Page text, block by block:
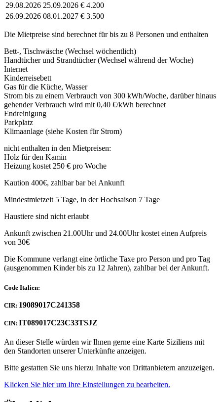
29.08.2026 25.09.2026 € 4.200
26.09.2026 08.01.2027 € 3.500
Die Mietpreise sind berechnet für bis zu 8 Personen und enthalten
Bett-, Tischwäsche (Wechsel wöchentlich)
Handtücher und Strandtücher (Wechsel während der Woche)
Internet
Kinderreisebett
Gas für die Küche, Wasser
Strom bis zu einem Verbrauch von 300 kWh/Woche, darüber hinaus
gehender Verbrauch wird mit 0,40 €/kWh berechnet
Endreinigung
Parkplatz
Klimaanlage (siehe Kosten für Strom)
nicht enthalten in den Mietpreisen:
Holz für den Kamin
Heizung kostet 250 € pro Woche
Kaution 400€, zahlbar bar bei Ankunft
Mindestmietzeit 5 Tage, in der Hochsaison 7 Tage
Haustiere sind nicht erlaubt
Ankunft zwischen 21.00Uhr und 24.00Uhr kostet einen Aufpreis
von 30€
Die Kommune verlangt eine örtliche Taxe pro Person und pro Tag
(ausgenommen Kinder bis zu 12 Jahren), zahlbar bei der Ankunft.
Code Italien:
CIR: 19089017C241358
CIN: IT089017C23C33TSJZ
An dieser Stelle würden wir Ihnen gerne eine Karte Siziliens mit
den Standorten unserer Unterkünfte anzeigen.
Bitte gestatten Sie uns hierzu Inhalte von Drittanbietern anzuzeigen.
Klicken Sie hier um Ihre Einstellungen zu bearbeiten.